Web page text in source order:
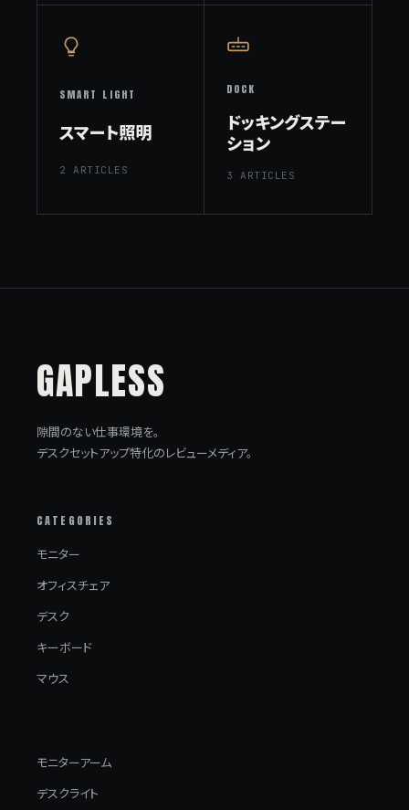
SMART LIGHT
スマート照明
2 ARTICLES
DOCK
ドッキングステー
ション
3 ARTICLES
GAPLESS
隙間のない仕事環境を。
デスクセットアップ特化のレビューメディア。
CATEGORIES
モニター
オフィスチェア
デスク
キーボード
マウス
モニターアーム
デスクライト